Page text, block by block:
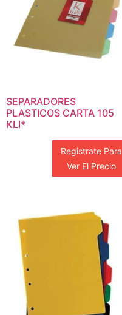
SEPARADORES
PLASTICOS CARTA 105
KLI*
Registrate Para
Ver El Precio